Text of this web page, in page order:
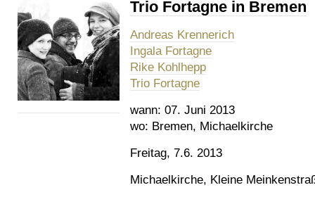
Trio Fortagne in Bremen
Andreas Krennerich
Ingala Fortagne
Rike Kohlhepp
Trio Fortagne
wann: 07. Juni 2013
wo: Bremen, Michaelkirche
Freitag, 7.6. 2013
Michaelkirche, Kleine